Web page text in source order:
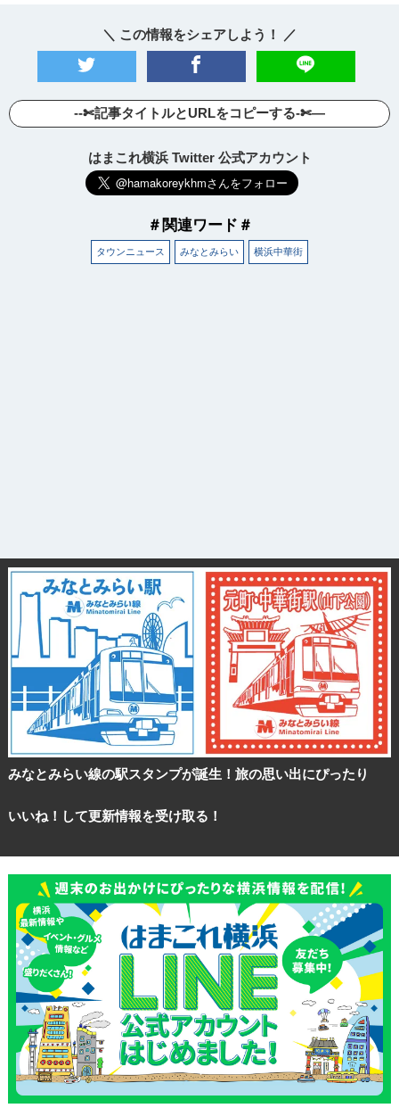
＼ この情報をシェアしよう！ ／
--✄記事タイトルとURLをコピーする-✄—
はまこれ横浜 Twitter 公式アカウント
＃関連ワード＃
タウンニュース みなとみらい 横浜中華街
みなとみらい線の駅スタンプが誕生！旅の思い出にぴったり
いいね！して更新情報を受け取る！